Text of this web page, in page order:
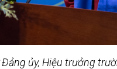
ủy, Hiệu trưởng